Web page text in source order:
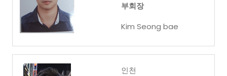
부회장
Kim Seong bae
인천